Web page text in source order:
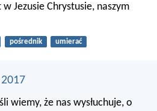
Jezusie Chrystusie, naszym
pośrednik umierać
wiemy, że nas wysłuchuje, o